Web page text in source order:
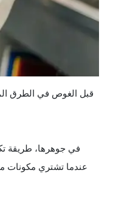
قبل الغوص في الطرق
في جوهرها، طريقة
عندما تشتري مكونات